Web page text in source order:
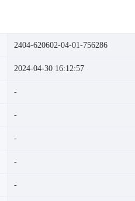
2404-620602-04-01-756286
2024-04-30 16:12:57